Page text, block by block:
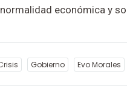
económica y
Gobierno Evo Morales